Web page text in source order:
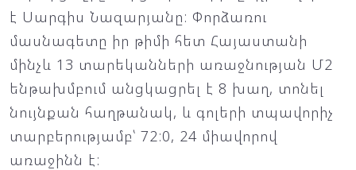
է Սարգիս Նազարյանը: Փորձառու
մասնագետը իր թիմի հետ Հայաստանի
մինչև 13 տարեկանների առաջնության Մ2
ենթախմբում անցկացրել է 8 խաղ, տոնել
նույնքան հաղթանակ, և գոլերի տպավորիչ
տարբերությամբ՝ 72:0, 24 միավորով
առաջինն է: